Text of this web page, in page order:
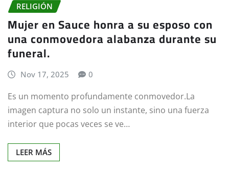
RELIGIÓN
Mujer en Sauce honra a su esposo con
una conmovedora alabanza durante su
funeral.
Nov 17, 2025 0
Es un momento profundamente conmovedor.La
imagen captura no solo un instante, sino una fuerza
interior que pocas veces se ve…
LEER MÁS